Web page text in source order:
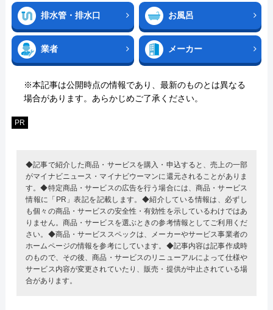
排水管・排水口 お風呂
業者 メーカー
※本記事は公開時点の情報であり、最新のものとは異なる
場合があります。あらかじめご了承ください。
PR
◆記事で紹介した商品・サービスを購入・申込すると、売上の一部
がマイナビニュース・マイナビウーマンに還元されることがありま
す。◆特定商品・サービスの広告を行う場合には、商品・サービス
情報に「PR」表記を記載します。◆紹介している情報は、必ずし
も個々の商品・サービスの安全性・有効性を示しているわけではあ
りません。商品・サービスを選ぶときの参考情報としてご利用くだ
さい。◆商品・サービススペックは、メーカーやサービス事業者の
ホームページの情報を参考にしています。◆記事内容は記事作成時
のもので、その後、商品・サービスのリニューアルによって仕様や
サービス内容が変更されていたり、販売・提供が中止されている場
合があります。